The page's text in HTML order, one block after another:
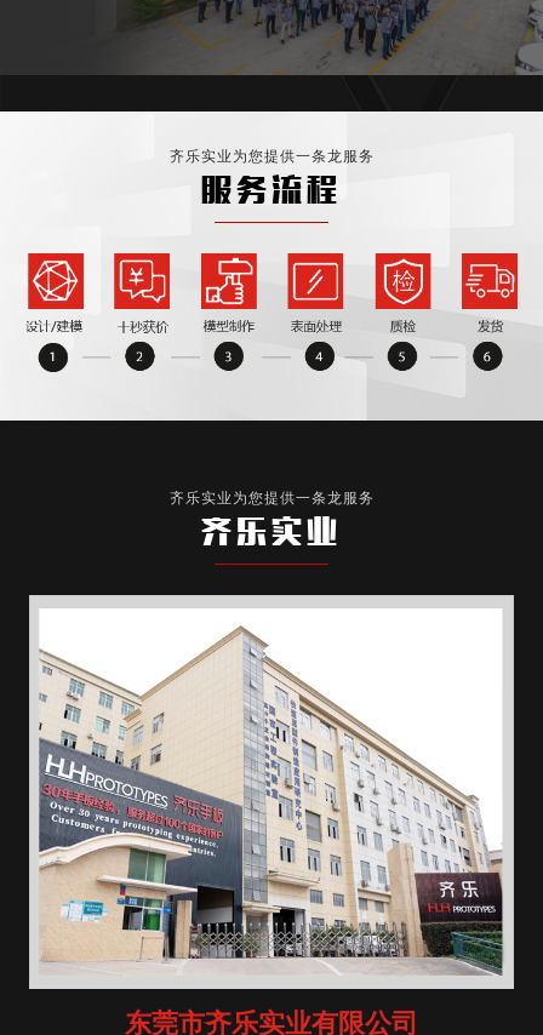
齐乐实业为您提供一条龙服务
服务流程
齐乐实业为您提供一条龙服务
齐乐实业
东莞市齐乐实业有限公司